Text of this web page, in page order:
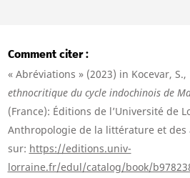
Comment citer
« Abréviations » (2023) in Kocevar, S.,
ethnocritique du cycle indochinois de
(France): Éditions de l’Université de
Anthropologie de la littérature et des
sur: https://editions.univ-
lorraine.fr/edul/catalog/book/